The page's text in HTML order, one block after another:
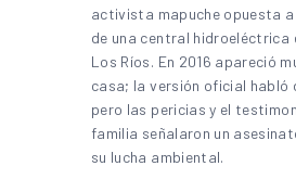
activista mapuche opuesta
de una central hidroeléctrica
Los Ríos. En 2016 apareció
casa; la versión oficial habló
pero las pericias y el
familia señalaron un
su lucha ambiental.